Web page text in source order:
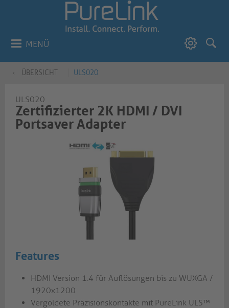
MENÜ
ÜBERSICHT ULS020
ULS020
Zertifizierter 2K HDMI / DVI
Portsaver Adapter
Features
HDMI Version 1.4 für Auflösungen bis zu WUXGA /
1920x1200
Vergoldete Präzisionskontakte mit PureLink ULS™